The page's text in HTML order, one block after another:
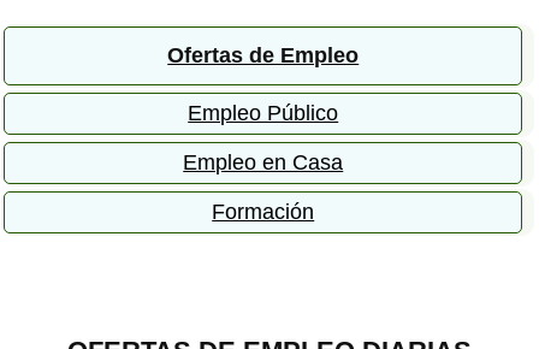
Ofertas de Empleo
Empleo Público
Empleo en Casa
Formación